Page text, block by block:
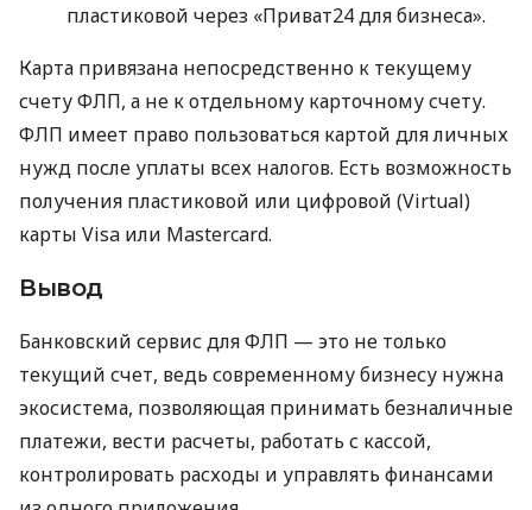
пластиковой через «Приват24 для бизнеса».
Карта привязана непосредственно к текущему
счету ФЛП, а не к отдельному карточному счету.
ФЛП имеет право пользоваться картой для личных
нужд после уплаты всех налогов. Есть возможность
получения пластиковой или цифровой (Virtual)
карты Visa или Mastercard.
Вывод
Банковский сервис для ФЛП — это не только
текущий счет, ведь современному бизнесу нужна
экосистема, позволяющая принимать безналичные
платежи, вести расчеты, работать с кассой,
контролировать расходы и управлять финансами